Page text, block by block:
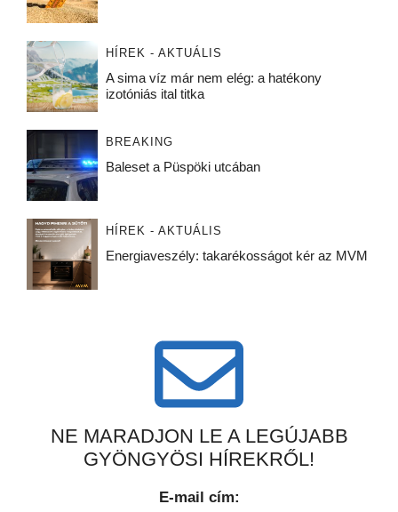
HÍREK - AKTUÁLIS
A sima víz már nem elég: a hatékony
izotóniás ital titka
BREAKING
Baleset a Püspöki utcában
HÍREK - AKTUÁLIS
Energiaveszély: takarékosságot kér az MVM
NE MARADJON LE A LEGÚJABB
GYÖNGYÖSI HÍREKRŐL!
E-mail cím: